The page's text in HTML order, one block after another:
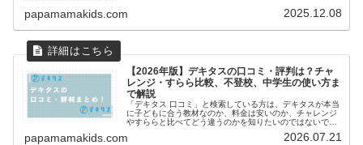
papamamakids.com 2025.12.08
【2026年版】デキタスの口コミ・評判は？チャ
レンジ・すらら比較、不登校、中学生の使い方ま
で解説
「デキタス 口コミ」と検索している方は、デキタスが本当
に子どもに合う教材なのか、料金は安いのか、チャレンジ
やすららと比べてどう違うのかを知りたいのではないでし
い授業動画は集中できない」「ま...
papamamakids.com 2026.07.21